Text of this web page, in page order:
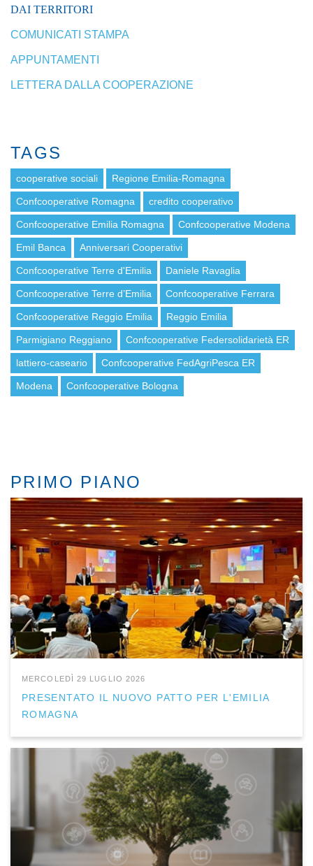
DAI TERRITORI
COMUNICATI STAMPA
APPUNTAMENTI
LETTERA DALLA COOPERAZIONE
TAGS
cooperative sociali Regione Emilia-Romagna
Confcooperative Romagna credito cooperativo
Confcooperative Emilia Romagna Confcooperative Modena
Emil Banca Anniversari Cooperativi
Confcooperative Terre d'Emilia Daniele Ravaglia
Confcooperative Terre d’Emilia Confcooperative Ferrara
Confcooperative Reggio Emilia Reggio Emilia
Parmigiano Reggiano Confcooperative Federsolidarietà ER
lattiero-caseario Confcooperative FedAgriPesca ER
Modena Confcooperative Bologna
PRIMO PIANO
MERCOLEDÌ 29 LUGLIO 2026
PRESENTATO IL NUOVO PATTO PER L'EMILIA
ROMAGNA